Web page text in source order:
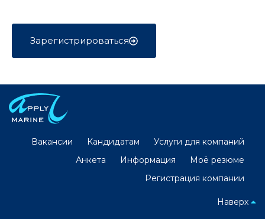
Зарегистрироваться
Вакансии Кандидатам
Услуги для компаний
Анкета
Информация
Моё резюме
Регистрация компании
Наверх